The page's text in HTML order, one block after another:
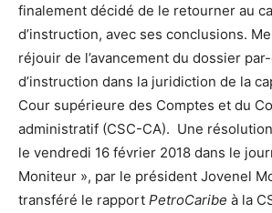
finalement décidé de le retourner au
d’instruction, avec ses conclusions. Me
réjouir de l’avancement du dossier
d’instruction dans la juridiction de la
Cour supérieure des Comptes et du
administratif (CSC-CA). Une
le vendredi 16 février 2018 dans le
Moniteur », par le président Jovenel
transféré le rapport PetroCaribe à la